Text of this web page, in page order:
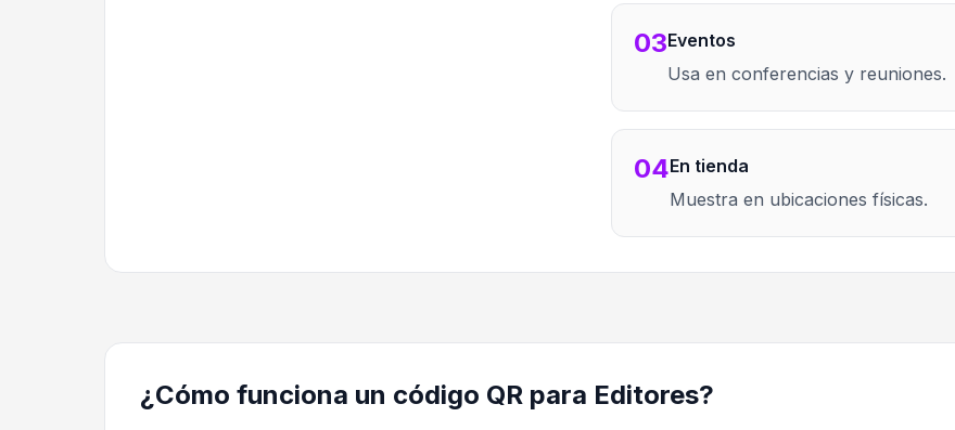
03Eventos
Usa en conferencias y reuniones.
04En tienda
Muestra en ubicaciones físicas.
¿Cómo funciona un código QR para Editores?